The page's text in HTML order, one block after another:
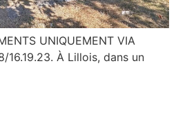
UNIQUEMENT VIA
16.19.23. À Lillois, dans un